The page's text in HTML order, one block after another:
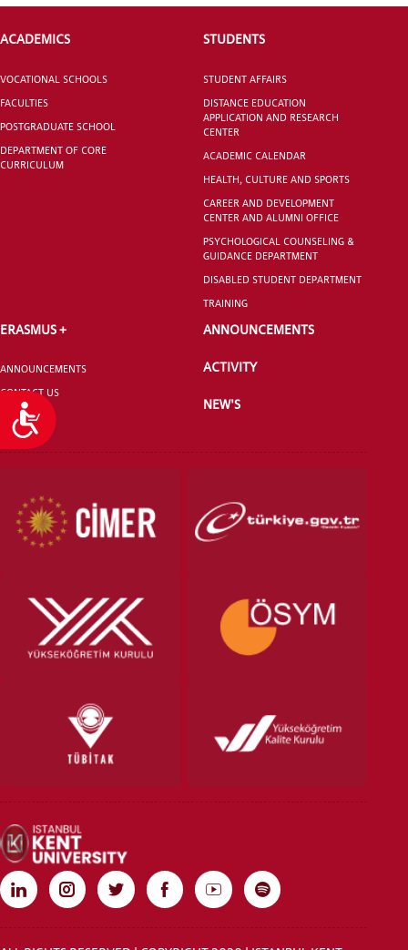
Accessibility
ACADEMICS
VOCATIONAL SCHOOLS
FACULTIES
POSTGRADUATE SCHOOL
DEPARTMENT OF CORE
CURRICULUM
STUDENTS
STUDENT AFFAIRS
DISTANCE EDUCATION
APPLICATION AND RESEARCH
CENTER
ACADEMIC CALENDAR
HEALTH, CULTURE AND SPORTS
CAREER AND DEVELOPMENT
CENTER AND ALUMNI OFFICE
PSYCHOLOGICAL COUNSELING &
GUIDANCE DEPARTMENT
DISABLED STUDENT DEPARTMENT
TRAINING
ERASMUS +
ANNOUNCEMENTS
CONTACT US
ANNOUNCEMENTS
ACTIVITY
NEW'S